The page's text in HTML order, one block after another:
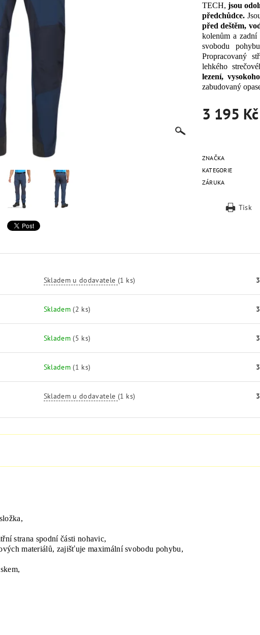
TECH, jsou
předchůdce.
před deštěm,
kolenům a zadní
svobodu
Propracovaný
lehkého
lezení,
zabudovaný
3 195 Kč
ZNAČKA
KATEGORIE
ZÁRUKA
Tisk
Skladem u dodavatele (1 ks)
Skladem(2 ks)
Skladem(5 ks)
Skladem(1 ks)
Skladem u dodavatele (1 ks)
složka,
strana spodní části nohavic,
materiálů, zajišťuje maximální svobodu pohybu,
,